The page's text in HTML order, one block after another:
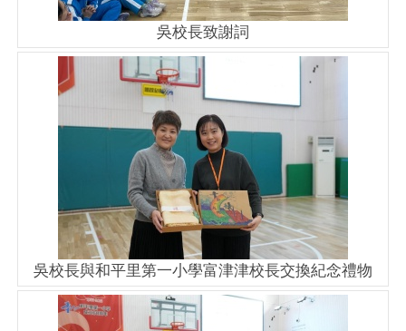
吳校長致謝詞
吳校長與和平里第一小學富津津校長交換紀念禮物